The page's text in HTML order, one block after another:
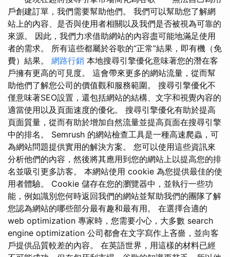
戶創建訂單，我們需要幫助他們。 我們可以幫助您了解網
站上的內容、是否與使用者相關以及我們是否被視為可靠的
來源。 因此，我們力求借助網站的內容盡可能地滿足使用
者的需求。 所有這些都屬於谷歌的“正常”結果，即有機（免
費）結果。 網路行銷 本地搜尋引擎優化意味著您的潛在客
戶擁有更高的可見度。 這會帶來更多的網站流量，從而幫
助他們了解您公司的價值觀和服務範圍。 搜尋引擎優化不
僅意味著SEO設置，還包括網站的結構、文字和視覺內容的
適當使用以及頁面速度的優化。 搜尋引擎優化有助於提高
頁面質量，從而有助於增加自然流量並提高頁面在搜尋引擎
中的排名。 Semrush 的網站檢查工具是一種高速爬蟲，可
為網站問題提供實用的解決方案。 您可以使用這些資訊來
分析他們的內容，然後將其應用到您的網站上以提高您的排
名並吸引更多訪客。 本網站使用 cookie 為您提供最佳的使
用者體驗。 Cookie 儲存在您的瀏覽器中，並執行一些功
能，例如識別您何時返回我們的網站並幫助我們的團隊了解
您認為網站的哪些部分最有趣和最有用。 在選擇合適的
web optimization 專家時，您需要小心，大多數 search
engine optimization 公司都會在文字寫作上吝嗇，並向客
戶提供品質較差的內容。 在英語世界，用這樣的材料已經